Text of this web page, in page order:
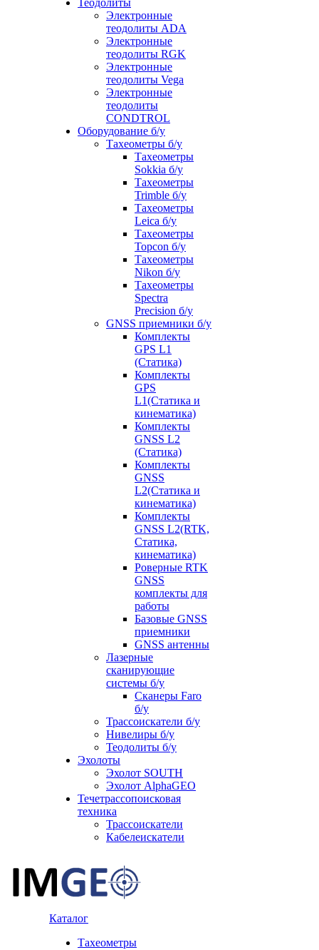
Теодолиты
Электронные
теодолиты ADA
Электронные
теодолиты RGK
Электронные
теодолиты Vega
Электронные
теодолиты
CONDTROL
Оборудование б/у
Тахеометры б/у
Тахеометры
Sokkia б/у
Тахеометры
Trimble б/у
Тахеометры
Leica б/у
Тахеометры
Topcon б/у
Тахеометры
Nikon б/у
Тахеометры
Spectra
Precision б/у
GNSS приемники б/у
Комплекты
GPS L1
(Статика)
Комплекты
GPS
L1(Статика и
кинематика)
Комплекты
GNSS L2
(Статика)
Комплекты
GNSS
L2(Статика и
кинематика)
Комплекты
GNSS L2(RTK,
Статика,
кинематика)
Роверные RTK
GNSS
комплекты для
работы
Базовые GNSS
приемники
GNSS антенны
Лазерные
сканирующие
системы б/у
Сканеры Faro
б/у
Трассоискатели б/у
Нивелиры б/у
Теодолиты б/у
Эхолоты
Эхолот SOUTH
Эхолот AlphaGEO
Течетрассопоисковая
техника
Трассоискатели
Кабелеискатели
Каталог
Тахеометры